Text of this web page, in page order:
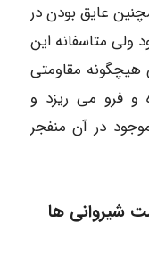
عایق بودن در
ولی متاسفانه این
هیچگونه مقاومتی
و فرو می ریزد و
در آن منفجر
شیروانی ها